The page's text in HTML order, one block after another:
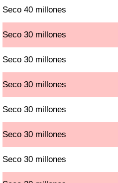
Seco 40 millones
Seco 30 millones
Seco 30 millones
Seco 30 millones
Seco 30 millones
Seco 30 millones
Seco 30 millones